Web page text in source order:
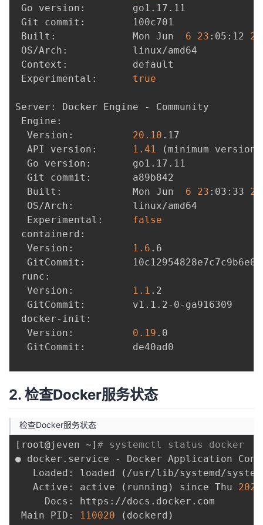
Go version:        go1.17.11
Git commit:        100c701
Built:             Mon Jun 6 23 :05:12
OS/Arch:           linux/amd64
Context:           default
Experimental: true
Server: Docker Engine - Community
Engine:
  Version:
20.10 .17
  API version:
1.41 ( minimum version
  Go version:       go1.17.11
  Git commit:       a89b842
  Built:            Mon Jun
6 23 :03:33
  OS/Arch:          linux/amd64
  Experimental:
false
containerd:
  Version:
1.6 .6
GitCommit:
runc:
  Version:
1.1 .2
  GitCommit:        v1.1.2-0-ga916309
docker-init:
  Version:
0.19 .0
  GitCommit:        de40ad0
2. 检查Docker服务状态
检查Docker服务状态
[ root@jeven ~] # systemctl status docker
● docker.service - Docker Application
   Loaded: loaded
( /usr/lib/systemd/
   Active: active
( running ) since Thu 2023
     Docs: https://docs.docker.com
Main PID:
110020 ( dockerd )